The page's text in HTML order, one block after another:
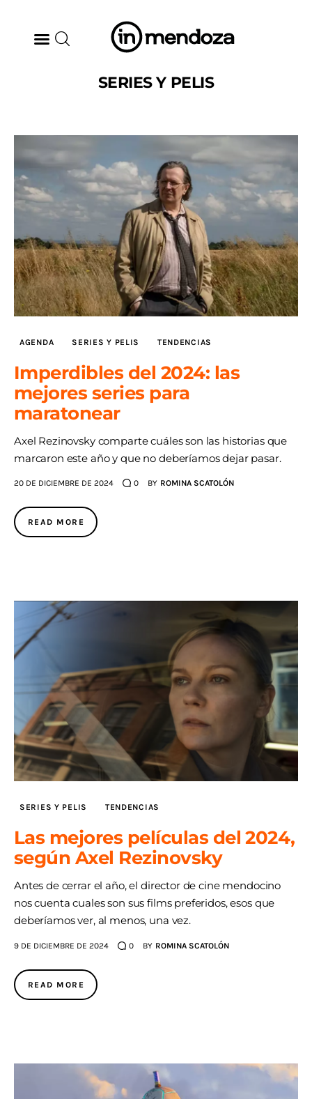
GASTRONOMÍA
ARTE & CULTURA
MÚSICA
DÓNDE IR
TENDENCIAS
ARQ & DISEÑO
AGENDA
SERIES Y PELIS
AGENDA SERIES Y PELIS TENDENCIAS
Imperdibles del 2024: las
mejores series para
maratonear
Axel Rezinovsky comparte cuáles son las historias que
marcaron este año y que no deberíamos dejar pasar.
20 DE DICIEMBRE DE 2024 0 BY ROMINA SCATOLÓN
READ MORE
SERIES Y PELIS TENDENCIAS
Las mejores películas del 2024,
según Axel Rezinovsky
Antes de cerrar el año, el director de cine mendocino
nos cuenta cuales son sus films preferidos, esos que
deberíamos ver, al menos, una vez.
9 DE DICIEMBRE DE 2024 0 BY ROMINA SCATOLÓN
READ MORE